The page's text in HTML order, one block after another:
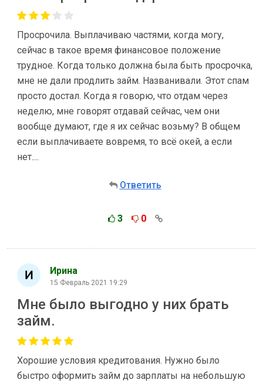
Просрочила. Выплачиваю частями, когда могу,
сейчас в такое время финансовое положение
трудное. Когда только должна была быть просрочка,
мне не дали продлить займ. Названивали. Этот спам
просто достал. Когда я говорю, что отдам через
неделю, мне говорят отдавай сейчас, чем они
вообще думают, где я их сейчас возьму? В общем
если выплачиваете вовремя, то всё окей, а если
нет....
Ответить
3 0
Ирина
15 Февраль 2021 19:29
Мне было выгодно у них брать
займ.
Хорошие условия кредитования. Нужно было
быстро оформить займ до зарплаты на небольшую